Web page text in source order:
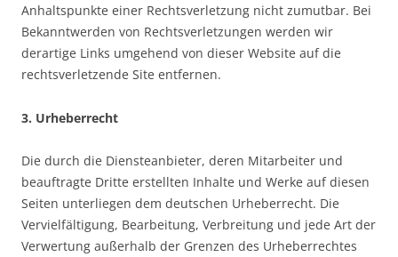
Anhaltspunkte einer Rechtsverletzung nicht zumutbar. Bei
Bekanntwerden von Rechtsverletzungen werden wir
derartige Links umgehend von dieser Website auf die
rechtsverletzende Site entfernen.
3. Urheberrecht
Die durch die Diensteanbieter, deren Mitarbeiter und
beauftragte Dritte erstellten Inhalte und Werke auf diesen
Seiten unterliegen dem deutschen Urheberrecht. Die
Vervielfältigung, Bearbeitung, Verbreitung und jede Art der
Verwertung außerhalb der Grenzen des Urheberrechtes